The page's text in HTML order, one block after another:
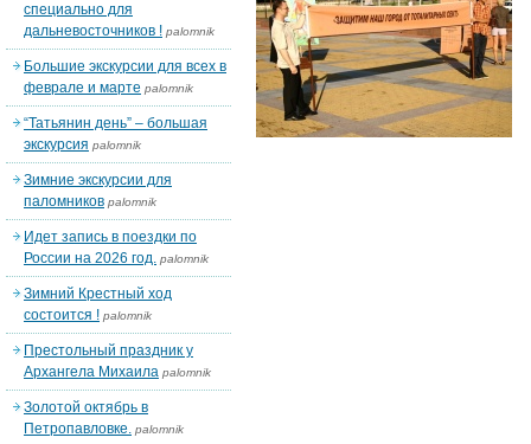
специально для
дальневосточников ! palomnik
Большие экскурсии для всех в
феврале и марте palomnik
“Татьянин день” – большая
экскурсия palomnik
Зимние экскурсии для
паломников palomnik
Идет запись в поездки по
России на 2026 год. palomnik
Зимний Крестный ход
состоится ! palomnik
Престольный праздник у
Архангела Михаила palomnik
Золотой октябрь в
Петропавловке. palomnik